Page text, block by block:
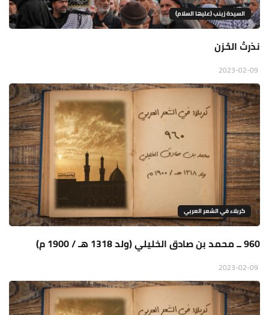
السيدة زينب (عليها السلام)
نذرتُ الحُزن
كربلاء في الشعر العربي
960 ــ محمد بن صادق الخليلي (ولد 1318 هـ / 1900 م)